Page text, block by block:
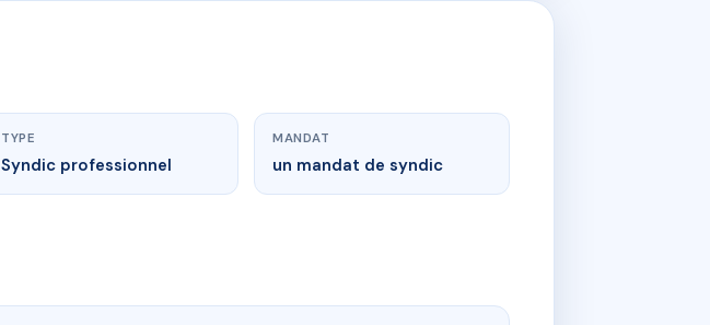
TYPE
Syndic professionnel
MANDAT
un mandat de syndic